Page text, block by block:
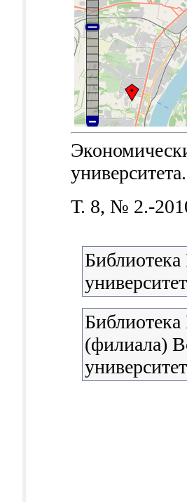
Т. 8, № 2.-
Библиотека
Библиотека
(филиала)